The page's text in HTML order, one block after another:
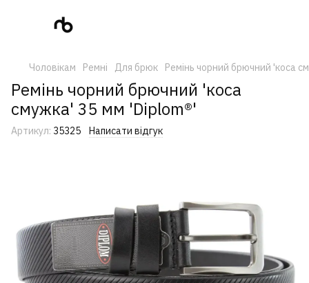
Чоловікам Ремні Для брюк Ремінь чорний брючний 'коса
Ремінь чорний брючний 'коса
смужка' 35 мм 'Diplom®'
Артикул: 35325 Написати відгук